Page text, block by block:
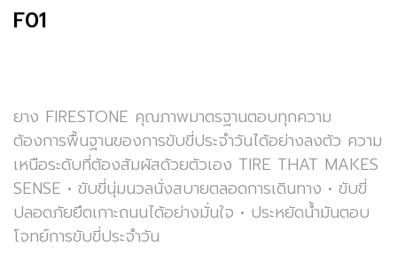
F01
ยาง FIRESTONE คุณภาพมาตรฐานตอบทุกความ
ต้องการพื้นฐานของการขับขี่ประจำวันได้อย่างลงตัว ความ
เหนือระดับที่ต้องสัมผัสด้วยตัวเอง TIRE THAT MAKES
SENSE • ขับขี่นุ่มนวลนั่งสบายตลอดการเดินทาง • ขับขี่
ปลอดภัยยึดเกาะถนนได้อย่างมั่นใจ • ประหยัดน้ำมันตอบ
โจทย์การขับขี่ประจำวัน